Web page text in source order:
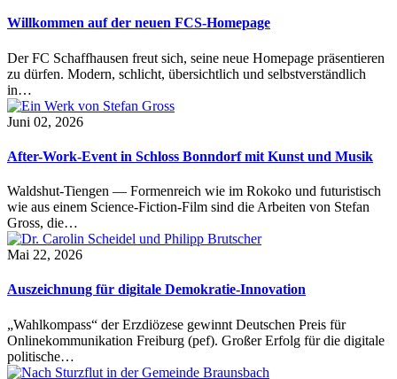
Willkommen auf der neuen FCS-Homepage
Der FC Schaffhausen freut sich, seine neue Homepage präsentieren
zu dürfen. Modern, schlicht, übersichtlich und selbstverständlich
in…
Juni 02, 2026
After-Work-Event in Schloss Bonndorf mit Kunst und Musik
Waldshut-Tiengen — Formenreich wie im Rokoko und futuristisch
wie aus einem Science-Fiction-Film sind die Arbeiten von Stefan
Gross, die…
Mai 22, 2026
Auszeichnung für digitale Demokratie-Innovation
„Wahlkompass“ der Erzdiözese gewinnt Deutschen Preis für
Onlinekommunikation Freiburg (pef). Großer Erfolg für die digitale
politische…